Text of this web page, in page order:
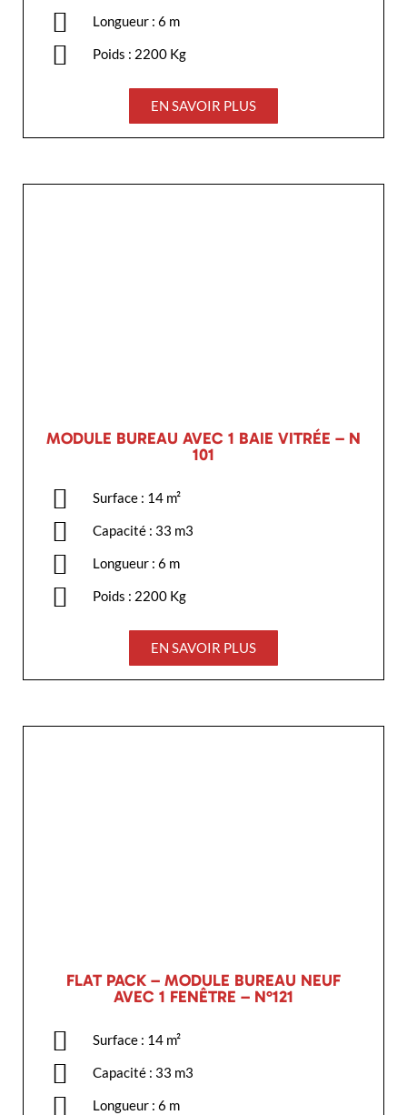
Longueur : 6 m
Poids : 2200 Kg
EN SAVOIR PLUS
MODULE BUREAU AVEC 1 BAIE VITRÉE – N
101
Surface : 14 m²
Capacité : 33 m3
Longueur : 6 m
Poids : 2200 Kg
EN SAVOIR PLUS
FLAT PACK – MODULE BUREAU NEUF
AVEC 1 FENÊTRE – N°121
Surface : 14 m²
Capacité : 33 m3
Longueur : 6 m